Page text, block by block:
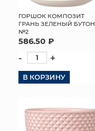
ГОРШОК КОМПОЗИТ
ГРАНЬ ЗЕЛЕНЫЙ БУТОН
№2
586.50 ₽
- +
В КОРЗИНУ